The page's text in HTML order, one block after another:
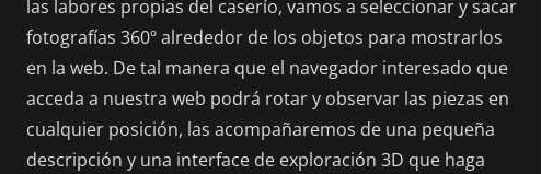
las labores propias del caserío, vamos a seleccionar y sacar
fotografías 360º alrededor de los objetos para mostrarlos
en la web. De tal manera que el navegador interesado que
acceda a nuestra web podrá rotar y observar las piezas en
cualquier posición, las acompañaremos de una pequeña
descripción y una interface de exploración 3D que haga